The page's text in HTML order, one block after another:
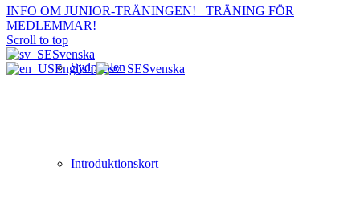
Sydpoolen
Introduktionskort
INFO OM JUNIOR-TRÄNINGEN!
TRÄNING FÖR
MEDLEMMAR!
Scroll to top
Svenska
English
Svenska